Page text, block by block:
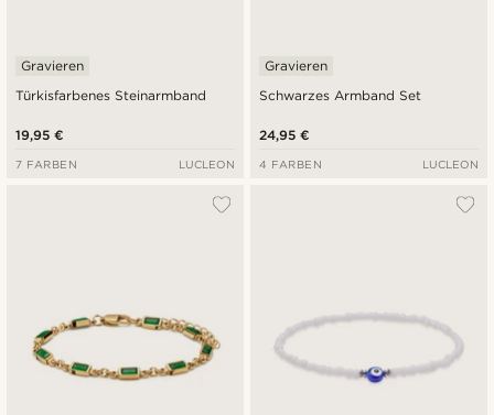
Türkisfarbenes Steinarmband
Gravieren
19,95 €
7 FARBEN LUCLEON
Schwarzes Armband Set
Gravieren
24,95 €
4 FARBEN LUCLEON